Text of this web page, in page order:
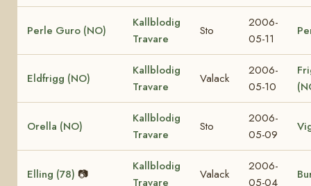
Perle Guro (NO)
Kallblodig
Travare
Sto
2006-
05-11
Eldfrigg (NO)
Kallblodig
Travare
Valack
2006-
05-10
Orella (NO)
Kallblodig
Travare
Sto
2006-
05-09
Elling (78) 📷
Kallblodig
Travare
Valack
2006-
05-04